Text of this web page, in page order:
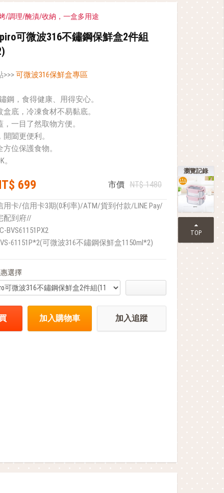
/調理/醃漬/收納，一盒多用途
可微波316不鏽鋼保鮮盒2件組
>>>可微波316保鮮盒專區
鋼，食得健康、用得安心。
底，冷凍食材不易黏底。
一目了然取物方便。
闔更便利。
位保護食物。
699 市價 NT$ 1480
用卡/信用卡3期(0利率)/ATM/貨到付款/LINE Pay/
配到府//
BVS61151PX2
61151P*2(可微波316不鏽鋼保鮮盒1150ml*2)
選擇
加入購物車 加入追蹤
瀏覽記錄
TOP